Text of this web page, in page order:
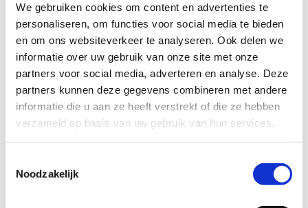
We gebruiken cookies om content en advertenties te
personaliseren, om functies voor social media te bieden
en om ons websiteverkeer te analyseren. Ook delen we
informatie over uw gebruik van onze site met onze
partners voor social media, adverteren en analyse. Deze
partners kunnen deze gegevens combineren met andere
informatie die u aan ze heeft verstrekt of die ze hebben
verzameld op basis van uw gebruik van hun services.
Noodzakelijk
informeert u overigens altijd uit zichzelf over uw recht op
gratis Pro Deo rechtshulp.
Tarieven – Strafrecht Advocaat
Ook als u niet in aanmerking mocht komen voor gratis
rechtsbijstand dan wordt u altijd vooraf geïnformeerd over
de kosten. Uitgangspunt daarbij is dat het tarief in
verhouding moet staan tot de omvang en kwaliteit van de
cliënt. Deze factoren leiden door gezamenlijk overleg tot een